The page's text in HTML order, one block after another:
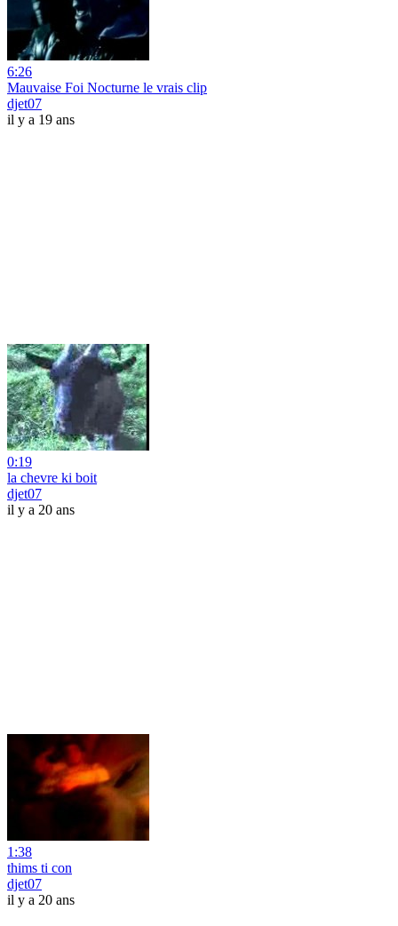
6:26
Mauvaise Foi Nocturne le vrais clip
djet07
il y a 19 ans
0:19
la chevre ki boit
djet07
il y a 20 ans
1:38
thims ti con
djet07
il y a 20 ans